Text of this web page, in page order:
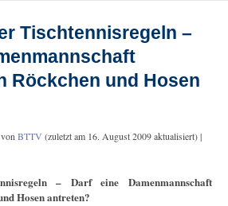
Tischtennisregeln –
Röckchen und Hosen
BTTV (zuletzt am 16. August 2009aktualisiert) |
– Darf eine Damenmannschaft
Hosen antreten?